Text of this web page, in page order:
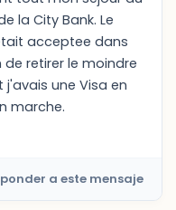
la City Bank. Le
acceptee dans
retirer le moindre
une Visa en
marche.
a este mensaje